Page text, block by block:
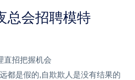
总会招聘模特
直招把握机会
是假的,自欺欺人是没有结果的